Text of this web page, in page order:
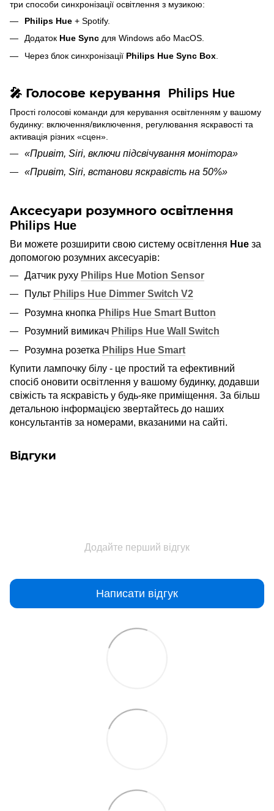
три способи синхронізації освітлення з музикою:
Philips Hue + Spotify.
Додаток Hue Sync для Windows або MacOS.
Через блок синхронізації Philips Hue Sync Box
🎤 Голосове керування Philips Hue
Прості голосові команди для керування освітленням у вашому
будинку: включення/виключення, регулювання яскравості та
активація різних «сцен».
«Привіт, Siri, включи підсвічування монітора»
«Привіт, Siri, встанови яскравість на 50%»
Аксесуари розумного освітлення
Philips Hue
Ви можете розширити свою систему освітлення Hue за
допомогою розумних аксесуарів:
Датчик руху Philips Hue Motion Sensor
Пульт Philips Hue Dimmer Switch V2
Розумна кнопка Philips Hue Smart Button
Розумний вимикач Philips Hue Wall Switch
Розумна розетка Philips Hue Smart
Купити лампочку білу - це простий та ефективний
спосіб оновити освітлення у вашому будинку, додавши
свіжість та яскравість у будь-яке приміщення. За більш
детальною інформацією звертайтесь до наших
консультантів за номерами, вказаними на сайті.
Відгуки
Додайте перший відгук
Написати відгук